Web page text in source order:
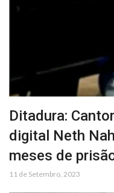
Ditadura:
digital Neth
meses de
11 de Setembro, 2023